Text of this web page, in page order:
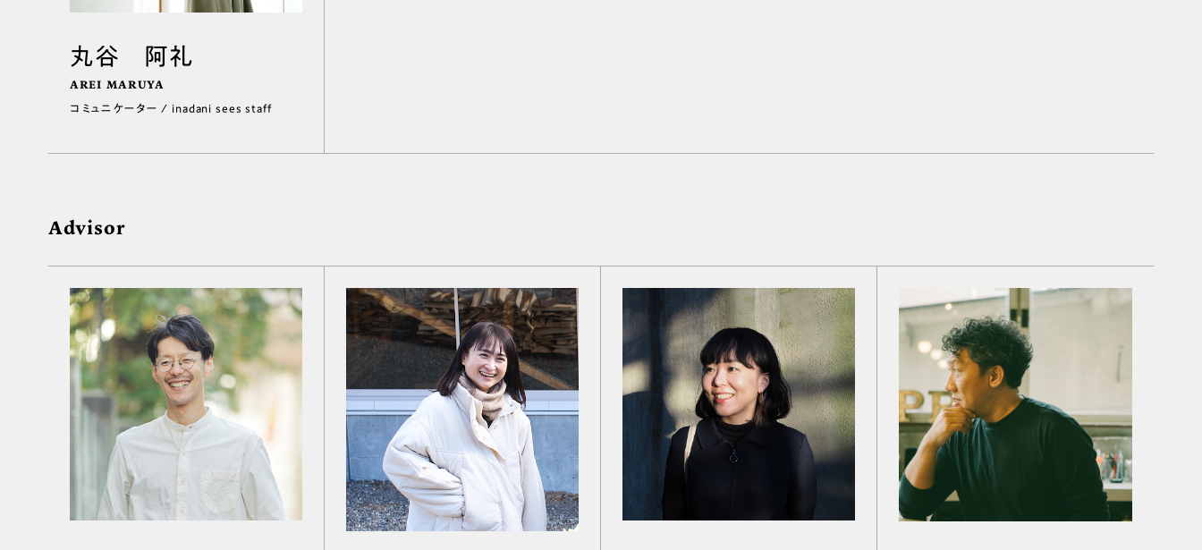
丸谷 阿礼
AREI MARUYA
コミュニケーター / inadani sees staff
Advisor